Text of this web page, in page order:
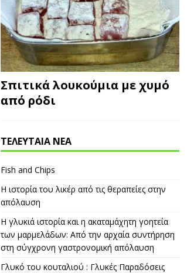
Σπιτικά λουκούμια με χυμό
από ρόδι
ΤΕΛΕΥΤΑΙΑ ΝΕΑ
Fish and Chips
Η ιστορία του λικέρ από τις θεραπείες στην
απόλαυση
Η γλυκιά ιστορία και η ακαταμάχητη γοητεία
των μαρμελάδων: Από την αρχαία συντήρηση
στη σύγχρονη γαστρονομική απόλαυση
Γλυκό του κουταλιού : Γλυκές Παραδόσεις